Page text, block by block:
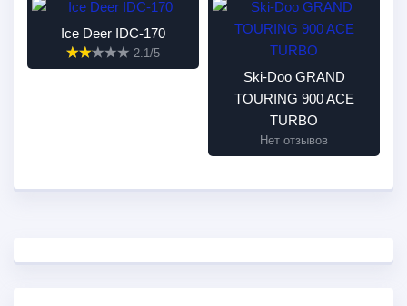
Ice Deer IDC-170
2.1/5
Ski-Doo GRAND
TOURING 900 ACE
TURBO
Нет отзывов